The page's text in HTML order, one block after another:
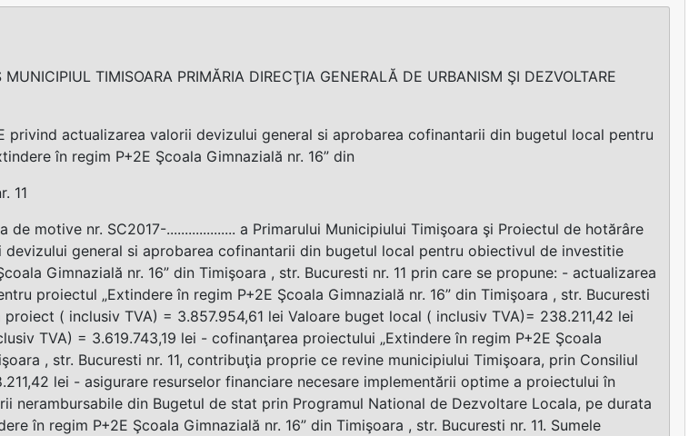
TIMISOARA PRIMĂRIA DIRECŢIA GENERALĂ DE URBANISM ŞI DEZVOLTARE
privind actualizarea valorii devizului general si aprobarea cofinantarii din bugetul local pentru
în regim P+2E Şcoala Gimnazială nr. 16” din
11
de motive nr. SC2017-................... a Primarului Municipiului Timişoara şi Proiectul de hotărâre
general si aprobarea cofinantarii din bugetul local pentru obiectivul de investitie
Gimnazială nr. 16” din Timişoara , str. Bucuresti nr. 11 prin care se propune: - actualizarea
proiectul „Extindere în regim P+2E Şcoala Gimnazială nr. 16” din Timişoara , str. Bucuresti
proiect ( inclusiv TVA) = 3.857.954,61 lei Valoare buget local ( inclusiv TVA)= 238.211,42 lei
TVA) = 3.619.743,19 lei - cofinanţarea proiectului „Extindere în regim P+2E Şcoala
, str. Bucuresti nr. 11, contribuţia proprie ce revine municipiului Timişoara, prin Consiliul
lei - asigurare resurselor financiare necesare implementării optime a proiectului în
nerambursabile din Bugetul de stat prin Programul National de Dezvoltare Locala, pe durata
în regim P+2E Şcoala Gimnazială nr. 16” din Timişoara , str. Bucuresti nr. 11. Sumele